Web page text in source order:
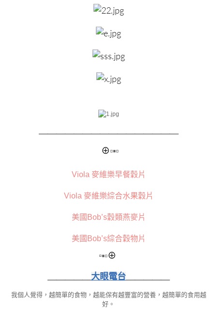
⊕▫▪▫
Viola 麥維樂早餐穀片
Viola 麥維樂綜合水果穀片
美國Bob’s穀類燕麥片
美國Bob’s綜合穀物片
▫▪▫⊕
大眼電台
我個人覺得，越簡單的食物，越能保有越豐富的營養，越簡單的食用越
好。